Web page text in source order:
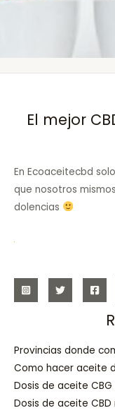
El mejor
En Ecoaceitecbd
que nosotros
dolencias
Provincias donde
Como hacer aceite
Dosis de aceite
Dosis de aceite